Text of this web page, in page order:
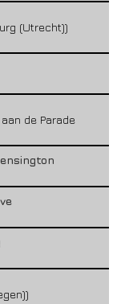
(Utrecht))
de Parade